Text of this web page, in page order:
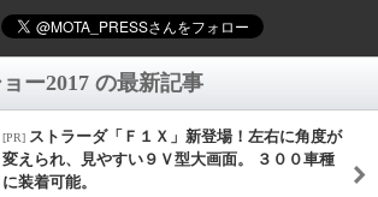
ー2017 の最新記事
[PR] ストラーダ「Ｆ１Ｘ」新登場！左右に角度が
変えられ、見やすい９Ｖ型大画面。 ３００車種
に装着可能。